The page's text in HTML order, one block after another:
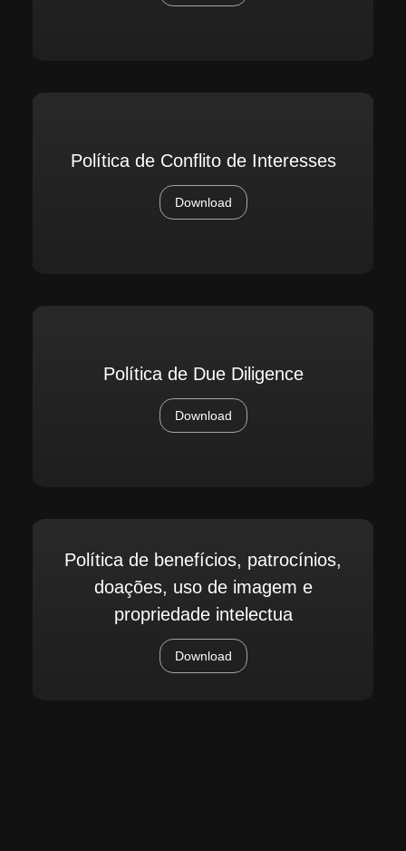
Política de Conflito de Interesses
Download
Política de Due Diligence
Download
Política de benefícios, patrocínios,
doações, uso de imagem e
propriedade intelectua
Download